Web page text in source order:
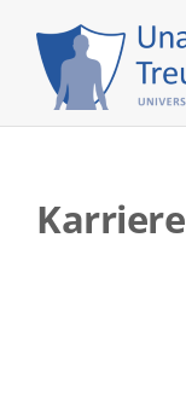
content
Karriere